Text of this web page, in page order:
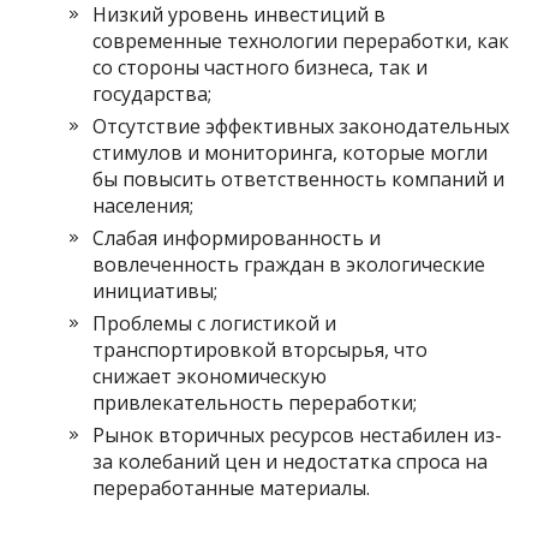
Низкий уровень инвестиций в
современные технологии переработки, как
со стороны частного бизнеса, так и
государства;
Отсутствие эффективных законодательных
стимулов и мониторинга, которые могли
бы повысить ответственность компаний и
населения;
Слабая информированность и
вовлеченность граждан в экологические
инициативы;
Проблемы с логистикой и
транспортировкой вторсырья, что
снижает экономическую
привлекательность переработки;
Рынок вторичных ресурсов нестабилен из-
за колебаний цен и недостатка спроса на
переработанные материалы.